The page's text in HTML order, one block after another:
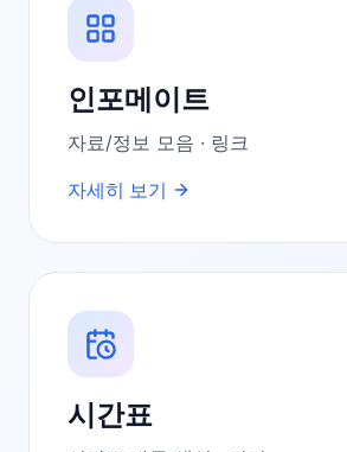
인포메이트
자료/정보 모음 · 링크
자세히 보기
시간표